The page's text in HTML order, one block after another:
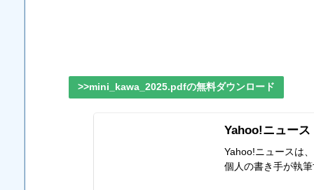
>>mini_kawa_2025.pdfの無料ダウンロード
Yahoo!ニュース
Yahoo!ニュースは
個人の書き手が執